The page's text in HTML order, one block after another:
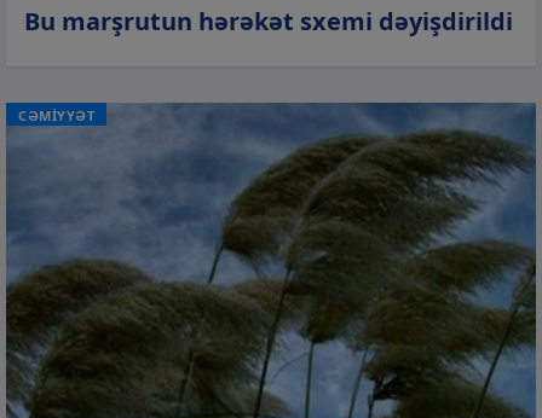
Bu marşrutun hərəkət sxemi dəyişdirildi
CƏMİYYƏT